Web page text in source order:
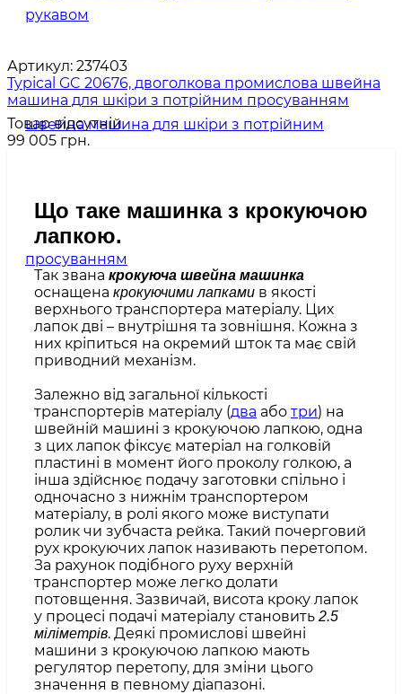
Артикул: 237403
Typical GC 20676, двоголкова промислова швейна
машина для шкіри з потрійним просуванням
Товар відсутній
99 005 грн.
Що таке машинка з крокуючою
лапкою.
Так звана крокуюча швейна машинка
оснащена крокуючими лапками в якості
верхнього транспортера матеріалу. Цих
лапок дві – внутрішня та зовнішня. Кожна з
них кріпиться на окремий шток та має свій
приводний механізм.
Залежно від загальної кількості
транспортерів матеріалу (два або три) на
швейній машині з крокуючою лапкою, одна
з цих лапок фіксує матеріал на голковій
пластині в момент його проколу голкою, а
інша здійснює подачу заготовки спільно і
одночасно з нижнім транспортером
матеріалу, в ролі якого може виступати
ролик чи зубчаста рейка. Такий почерговий
рух крокуючих лапок називають перетопом.
За рахунок подібного руху верхній
транспортер може легко долати
потовщення. Зазвичай, висота кроку лапок
у процесі подачі матеріалу становить 2.5
міліметрів. Деякі промислові швейні
машини з крокуючою лапкою мають
регулятор перетопу, для зміни цього
значення в певному діапазоні.